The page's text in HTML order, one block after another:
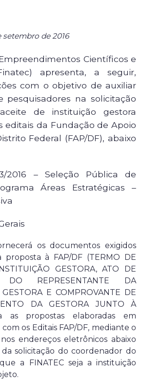
setembro de 2016
Científicos e
apresenta, a seguir,
com o objetivo de auxiliar
pesquisadores na solicitação
de instituição gestora
editais da Fundação de Apoio
Federal (FAP/DF), abaixo
2016 – Seleção Pública de
Áreas Estratégicas –
os documentos exigidos
proposta à FAP/DF (TERMO DE
GESTORA, ATO DE
DO REPRESENTANTE DA
E COMPROVANTE DE
DA GESTORA JUNTO À
as propostas elaboradas em
os Editais FAP/DF, mediante o
endereços eletrônicos abaixo
da solicitação do coordenador do
a FINATEC seja a instituição